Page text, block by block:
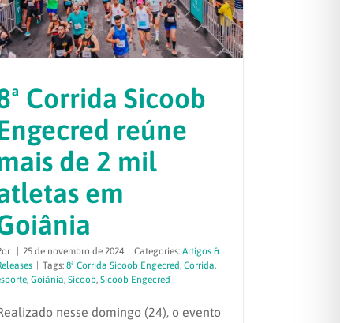
Corrida Sicoob
reúne
de 2 mil
em
25 de novembro de 2024 Categories: Artigos &
Tags: 8ª Corrida Sicoob Engecred, Corrida,
, Goiânia, Sicoob, Sicoob Engecred
nesse domingo (24), o evento